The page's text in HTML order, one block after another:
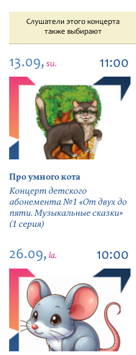
Слушатели этого концерта
также выбирают
13.09, su. 11:00
Про умного кота
Концерт детского
абонемента №1 «От двух до
пяти. Музыкальные сказки»
(1 серия)
26.09, la. 10:00